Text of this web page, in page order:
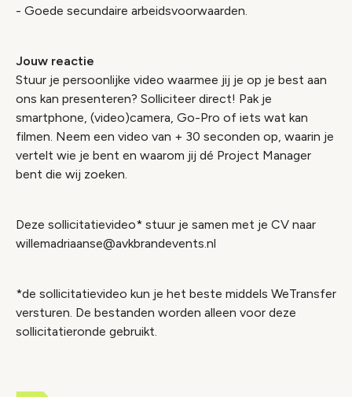
- Goede secundaire arbeidsvoorwaarden.
Jouw reactie
Stuur je persoonlijke video waarmee jij je op je best aan
ons kan presenteren? Solliciteer direct! Pak je
smartphone, (video)camera, Go-Pro of iets wat kan
filmen. Neem een video van + 30 seconden op, waarin je
vertelt wie je bent en waarom jij dé Project Manager
bent die wij zoeken.
Deze sollicitatievideo* stuur je samen met je CV naar
willemadriaanse@avkbrandevents.nl
*de sollicitatievideo kun je het beste middels WeTransfer
versturen. De bestanden worden alleen voor deze
sollicitatieronde gebruikt.